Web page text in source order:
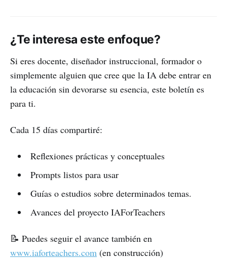
¿Te interesa este enfoque?
Si eres docente, diseñador instruccional, formador o
simplemente alguien que cree que la IA debe entrar en
la educación sin devorarse su esencia, este boletín es
para ti.
Cada 15 días compartiré:
Reflexiones prácticas y conceptuales
Prompts listos para usar
Guías o estudios sobre determinados temas.
Avances del proyecto IAForTeachers
📝 Puedes seguir el avance también en
www.iaforteachers.com (en construcción)